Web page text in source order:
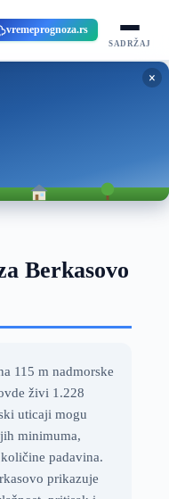
vremeprognoza.rs
SADRŽAJ
×
Berkasovo
115 m nadmorske
živi 1.228
uticaji mogu
minimuma,
padavina.
prikazuje